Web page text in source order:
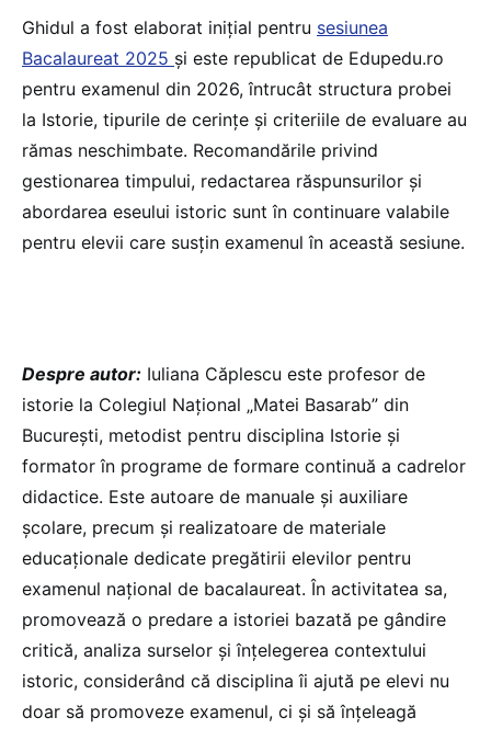
Ghidul a fost elaborat inițial pentru sesiunea
Bacalaureat 2025 și este republicat de Edupedu.ro
pentru examenul din 2026, întrucât structura probei
la Istorie, tipurile de cerințe și criteriile de evaluare au
rămas neschimbate. Recomandările privind
gestionarea timpului, redactarea răspunsurilor și
abordarea eseului istoric sunt în continuare valabile
pentru elevii care susțin examenul în această sesiune.
Despre autor: Iuliana Căplescu este profesor de
istorie la Colegiul Național „Matei Basarab” din
București, metodist pentru disciplina Istorie și
formator în programe de formare continuă a cadrelor
didactice. Este autoare de manuale și auxiliare
școlare, precum și realizatoare de materiale
educaționale dedicate pregătirii elevilor pentru
examenul național de bacalaureat. În activitatea sa,
promovează o predare a istoriei bazată pe gândire
critică, analiza surselor și înțelegerea contextului
istoric, considerând că disciplina îi ajută pe elevi nu
doar să promoveze examenul, ci și să înțeleagă